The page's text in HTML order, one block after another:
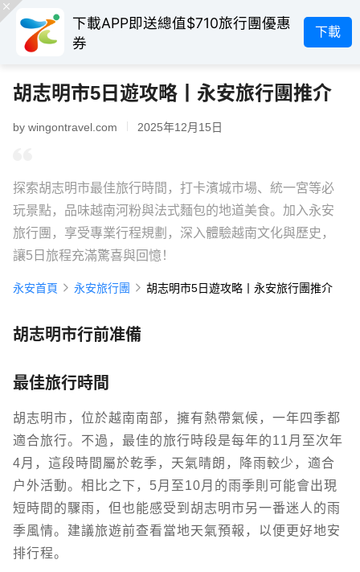
下載APP即送總值$710旅行團優惠
券
下載
胡志明市5日遊攻略丨永安旅行團推介
by wingontravel.com 2025年12月15日
探索胡志明市最佳旅行時間，打卡濱城市場、統一宮等必
玩景點，品味越南河粉與法式麵包的地道美食。加入永安
旅行團，享受專業行程規劃，深入體驗越南文化與歷史，
讓5日旅程充滿驚喜與回憶！
永安首頁 永安旅行團 胡志明市5日遊攻略丨永安旅行團推介
胡志明市行前准備
最佳旅行時間
胡志明市，位於越南南部，擁有熱帶氣候，一年四季都
適合旅行。不過，最佳的旅行時段是每年的11月至次年
4月，這段時間屬於乾季，天氣晴朗，降雨較少，適合
戶外活動。相比之下，5月至10月的雨季則可能會出現
短時間的驟雨，但也能感受到胡志明市另一番迷人的雨
季風情。建議旅遊前查看當地天氣預報，以便更好地安
排行程。